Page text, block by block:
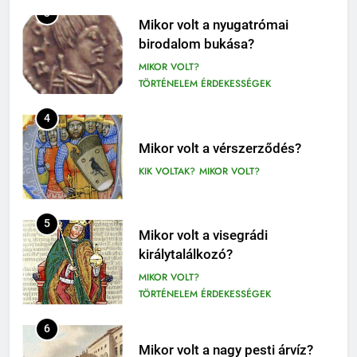
4
KIK VOLTAK? MIKOR VOLT?
5
Mikor volt a visegrádi
királytalálkozó?
6
Mikor volt a nagy pesti árvíz?
MIKOR VOLT?
TÖRTÉNELEM ÉRDEKESSÉGEK
7
410
Fekete István: Vuk olvasónapló
3-4. OSZTÁLY OLVASÓNAPLÓ
411
olvasónapló
5. OSZTÁLY OLVASÓNAPLÓ
1
Mikszáth Kálmán: Tót atyafiak,
A jó palócok (elemzés)
ELEMZÉSEK-VERSELEMZÉS
OLVASÓNAPLÓK
2
Albert Camus: Közöny
biológiai titkai